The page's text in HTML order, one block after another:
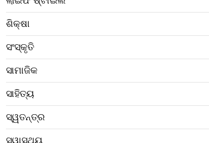
ଶିକ୍ଷା
ସଂସ୍କୃତି
ସାମାଜିକ
ସାହିତ୍ୟ
ସ୍ୱତନ୍ତ୍ର
ସ୍ୱାସ୍ଥ୍ୟ